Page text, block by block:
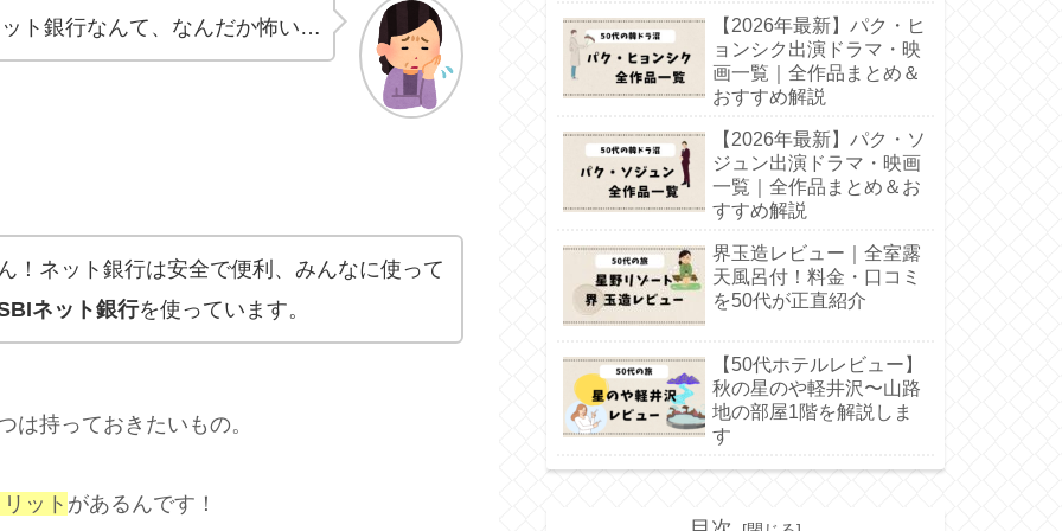
ト銀行なんて、なんだか怖い…
！ネット銀行は安全で便利、みんなに使って
ネット銀行を使っています。
は持っておきたいもの。
ット があるんです！
【2026年最新】パク・ヒ
ョンシク出演ドラマ・映
画一覧｜全作品まとめ＆
おすすめ解説
【2026年最新】パク・ソ
ジュン出演ドラマ・映画
一覧｜全作品まとめ＆お
すすめ解説
界玉造レビュー｜全室露
天風呂付！料金・口コミ
を50代が正直紹介
【50代ホテルレビュー】
秋の星のや軽井沢〜山路
地の部屋1階を解説しま
す